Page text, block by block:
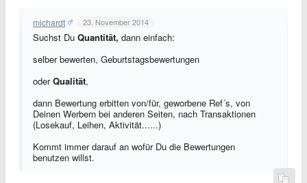
michardt 23. November 2014
Suchst Du Quantität, dann einfach:
selber bewerten, Geburtstagsbewertungen
oderQualität,
dann Bewertung erbitten von/für, geworbene Ref´s, von
Deinen Werbern bei anderen Seiten, nach Transaktionen
(Losekauf, Leihen, Aktivität......)
Kommt immer darauf an wofür Du die Bewertungen
benutzen willst.